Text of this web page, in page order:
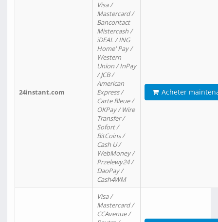
24instant.com
Visa /
Mastercard /
Bancontact
Mistercash /
iDEAL / ING
Home' Pay /
Western
Union / InPay
/ JCB /
American
Express /
Carte Bleue /
OKPay / Wire
Transfer /
Sofort /
BitCoins /
Cash U /
WebMoney /
Przelewy24 /
DaoPay /
Cash4WM
Acheter
Visa /
Mastercard /
CCAvenue /